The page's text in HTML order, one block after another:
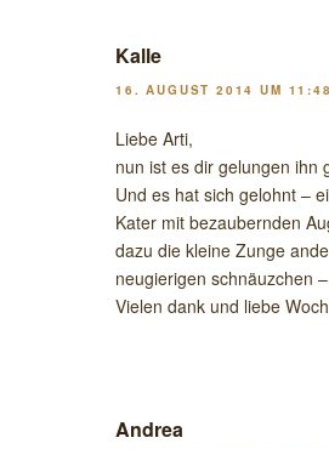
Kalle
16. AUGUST 2014 UM
Liebe Arti,
nun ist es dir gelungen ihn
Und es hat sich gelohnt –
Kater mit bezaubernden
dazu die kleine Zunge
neugierigen schnäuzchen
Vielen dank und liebe
Andrea